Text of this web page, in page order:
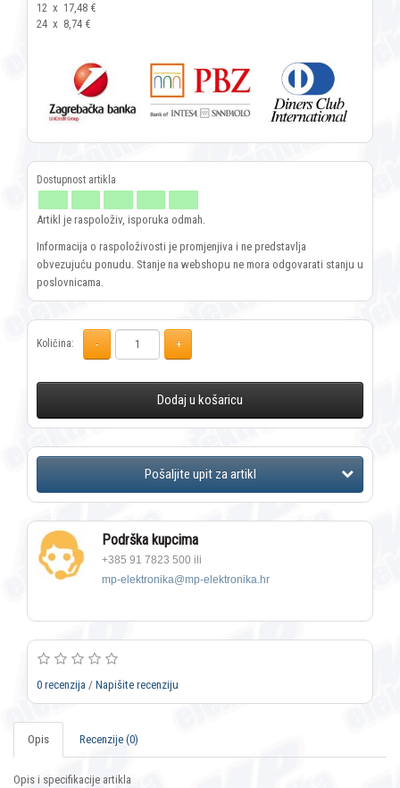
12 x 17,48 €
24 x 8,74 €
Artikl je raspoloživ, isporuka odmah.
Informacija o raspoloživosti je promjenjiva i ne predstavlja
obvezujuću ponudu. Stanje na webshopu ne mora odgovarati stanju u
poslovnicama.
Količina:
Dodaj u košaricu
Podrška kupcima
+385 91 7823 500 ili
mp-elektronika@mp-elektronika.hr
0 recenzija / Napišite recenziju
Opis Recenzije (0)
Opis i specifikacije artikla